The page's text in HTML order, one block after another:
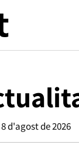
8 d'agost de 2026